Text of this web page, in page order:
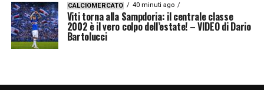
20. Iran.
LA PLAYLIST DELLE NOSTRE TOP NEWS
CALCIOMERCATO 40 minuti ago
Viti torna alla Sampdoria: il centrale classe
2002 è il vero colpo dell’estate! – VIDEO di Dario
Bartolucci